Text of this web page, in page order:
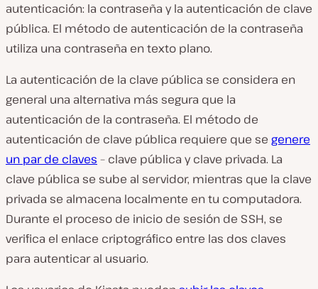
autenticación: la contraseña y la autenticación de clave
pública. El método de autenticación de la contraseña
utiliza una contraseña en texto plano.
La autenticación de la clave pública se considera en
general una alternativa más segura que la
autenticación de la contraseña. El método de
autenticación de clave pública requiere que se genere
un par de claves – clave pública y clave privada. La
clave pública se sube al servidor, mientras que la clave
privada se almacena localmente en tu computadora.
Durante el proceso de inicio de sesión de SSH, se
verifica el enlace criptográfico entre las dos claves
para autenticar al usuario.